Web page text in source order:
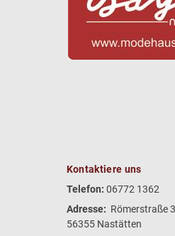
Kontaktiere uns
Telefon: 06772 1362
Adresse: Römerstraße
56355 Nastätten